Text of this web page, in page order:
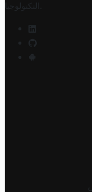
التكنولوجيا